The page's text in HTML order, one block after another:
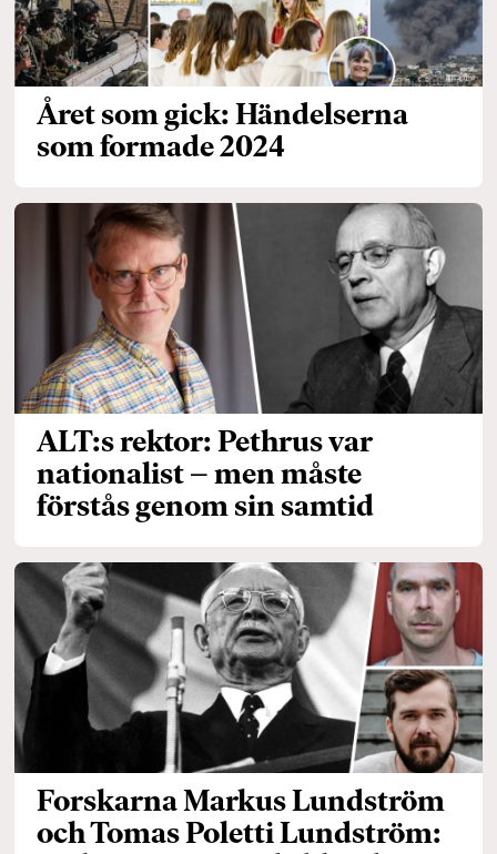
Året som gick: Händelserna
som formade 2024
ALT:s rektor: Pethrus var
nationalist – men måste
förstås genom sin samtid
Forskarna Markus Lundström
och Tomas Poletti Lundström: